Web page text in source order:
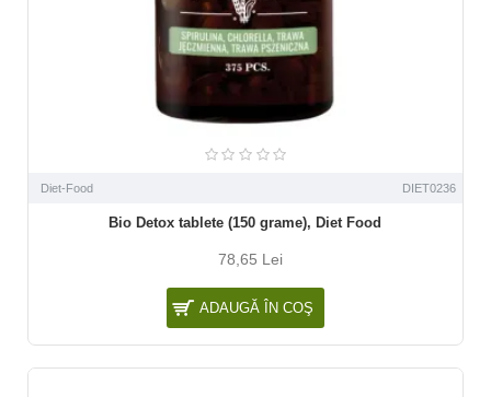
Diet-Food DIET0236
Bio Detox tablete (150 grame), Diet Food
78,65 Lei
ADAUGĂ ÎN COŞ